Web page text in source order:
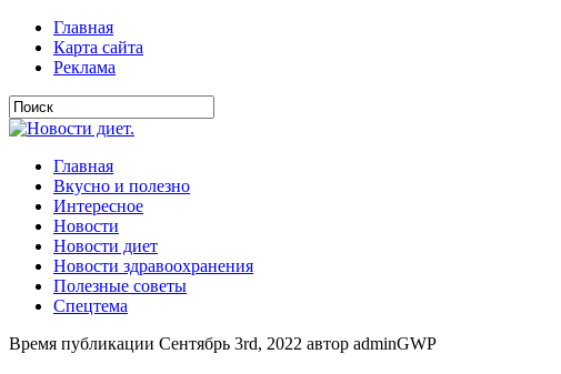
Главная
Карта сайта
Реклама
Главная
Вкусно и полезно
Интересное
Новости
Новости диет
Новости здравоохранения
Полезные советы
Спецтема
Время публикации Сентябрь 3rd, 2022 автор adminGWP